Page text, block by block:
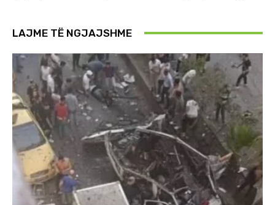
LAJME TË NGJAJSHME